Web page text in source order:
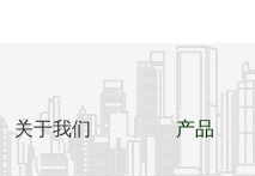
关于我们
产品